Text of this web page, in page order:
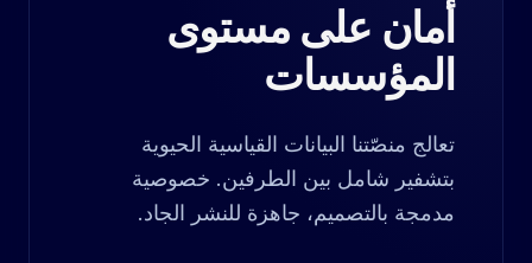
أمان على مستوى
المؤسسات
تعالج منصّتنا البيانات القياسية الحيوية
بتشفير شامل بين الطرفين. خصوصية
مدمجة بالتصميم، جاهزة للنشر الجاد.